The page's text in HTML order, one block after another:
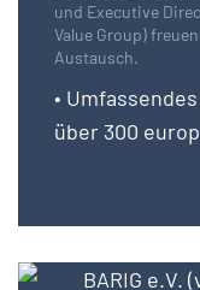
und Executive
Value Group)
Austausch.
•
über 300